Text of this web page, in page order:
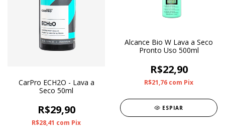
CarPro ECH2O - Lava a
Seco 50ml
R$29,90
R$28,41 com Pix
Alcance Bio W Lava a Seco
Pronto Uso 500ml
R$22,90
R$21,76 com Pix
ESPIAR